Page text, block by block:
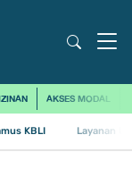
AKSES MODAL
KBLI Layanan